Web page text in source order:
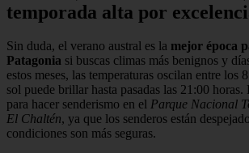
temporada alta por
Sin duda, el verano austral es la mejor época
Patagonia si buscas climas más benignos y
estos meses, las temperaturas oscilan entre los
sol puede brillar hasta pasadas las 21:00 horas.
para hacer senderismo en el Parque Nacional
El Chaltén, ya que los senderos están
condiciones son más seguras.